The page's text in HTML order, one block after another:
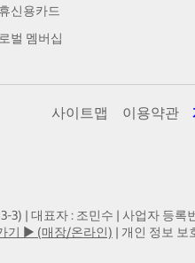
신용카드
벌 멤버십
사이트맵 이용약관
3) | 대표자 : 조민수 | 사업자 등
기 ▶ (매장/온라인) | 개인 정보 보